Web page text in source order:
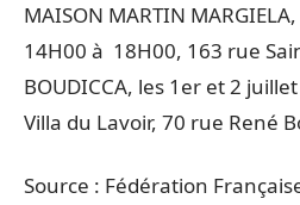
MAISON MARTIN
14H00 à 18H00, 163 rue
BOUDICCA, les 1er et 2
Villa du Lavoir, 70 rue René
Source : Fédération